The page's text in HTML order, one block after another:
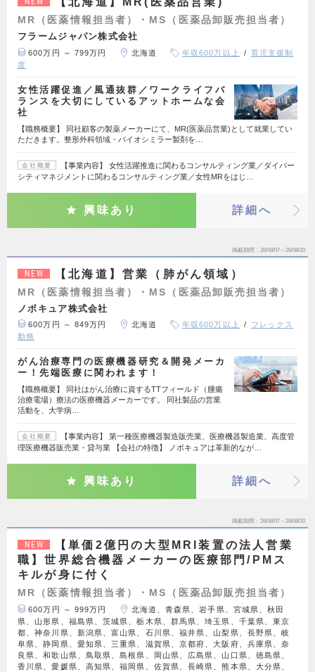
MR（医薬情報担当者）・MS（医薬品卸販売担当者）
フラームジャパン株式会社
600万円 ～ 799万円 北海道 年収600万以上
育児支援制
度
女性活躍促進／風通抜群／ワークライフバ
ランスを大切にしているアットホームな会
社
【職務概要】 同社顧客の製薬メーカーにて、MR(医薬品営業)として就業してい
ただきます。整形外科領域・バイオシミラー製剤を…
会社概要
【事業内容】 女性活躍推進に関わるコンサルティング業／ダイバー
シティマネジメントに関わるコンサルティング業／女性MRをはじ…
興味あり 詳細へ
掲載期間 26/08/07～26/08/20
NEW 【北海道】営業（肺がん領域）
MR（医薬情報担当者）・MS（医薬品卸販売担当者）
ノボキュア株式会社
600万円 ～ 849万円 北海道 年収600万以上
フレックス
勤務
がん治療専門の医療機器研究＆開発メーカ
ー！先端医療に関われます！
【職務概要】 同社はがん治療に資するTTフィールド（腫瘍
治療電場）療法の医療機器メーカーです。 同社製品の営業
活動を、大学病…
会社概要
【事業内容】 第一種医療機器製造販売業、医療機器製造業、高度管
理医療機器販売業・貸与業 【会社の特徴】 ノボキュアは革新的なが…
興味あり 詳細へ
掲載期間 26/08/07～26/08/20
NEW
【単価2億円の大型MRI装置の法人営業
職】世界総合機器メーカーの医療部門/PMス
キルが身に付く
MR（医薬情報担当者）・MS（医薬品卸販売担当者）
600万円 ～ 999万円
北海道、青森県、岩手県、宮城県、秋田
県、山形県、福島県、茨城県、栃木県、群馬県、埼玉県、千葉県、東京
都、神奈川県、新潟県、富山県、石川県、福井県、山梨県、長野県、岐
阜県、静岡県、愛知県、三重県、滋賀県、京都府、大阪府、兵庫県、奈
良県、和歌山県、鳥取県、島根県、岡山県、広島県、山口県、徳島県、
香川県、愛媛県、高知県、福岡県、佐賀県、長崎県、熊本県、大分県、